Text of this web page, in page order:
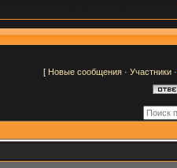
[ Новые сообщения· Участники·